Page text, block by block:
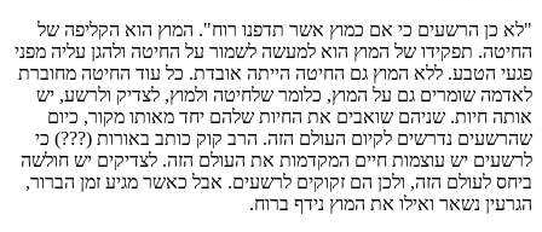
"לא כן הרשעים כי אם כמוץ אשר תדפנו רוח". המוץ הוא הקליפה של
החיטה. תפקידו של המוץ הוא למעשה לשמור על החיטה ולהגן עליה מפני
פגעי הטבע. ללא המוץ גם החיטה הייתה אובדת. כל עוד החיטה מחוברת
לאדמה שומרים גם על המוץ, כלומר שלחיטה ולמוץ, לצדיק ולרשע, יש
אותה חיות. שניהם שואבים את החיות שלהם יחד מאותו מקור, כיום
שהרשעים נדרשים לקיום העולם הזה. הרב קוק כותב באורות (???) כי
לרשעים יש עוצמות חיים המקדמות את העולם הזה. לצדיקים יש חולשה
ביחס לעולם הזה, ולכן הם זקוקים לרשעים. אבל כאשר מגיע זמן הברור,
הגרעין נשאר ואילו את המוץ נידף ברוח.